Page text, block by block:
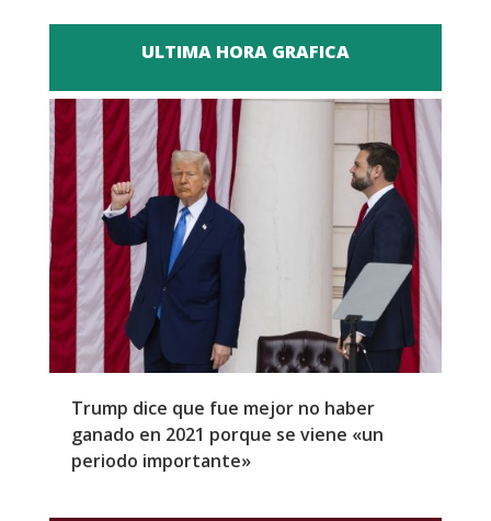
ULTIMA HORA GRAFICA
Trump dice que fue mejor no haber
ganado en 2021 porque se viene «un
periodo importante»